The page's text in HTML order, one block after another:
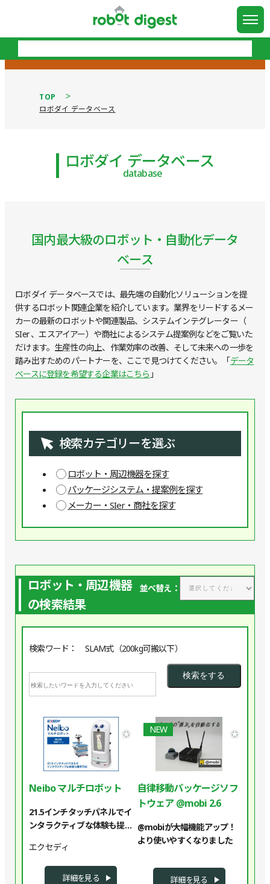
TOP
ロボダイ データベース
ロボダイ データベース
database
国内最大級のロボット・自動化データ
ベース
ロボダイ データベースでは、最先端の自動化ソリューションを提
供するロボット関連企業を紹介しています。業界をリードするメー
カーの最新のロボットや関連製品、システムインテグレーター（
SIer 、エスアイアー）や商社によるシステム提案例などをご覧いた
だけます。生産性の向上、作業効率の改善、そして未来への一歩を
踏み出すためのパートナーを、ここで見つけてください。「データ
ベースに登録を希望する企業はこちら 」
検索カテゴリーを選ぶ
ロボット・周辺機器を探す
パッケージシステム・提案例を探す
メーカー・SIer・商社を探す
ロボット・周辺機器
の検索結果
並べ替え：
検索ワード： SLAM式（200kg可搬以下）
★
Neibo マルチロボット
21.5インチタッチパネルでイ
ンタラクティブな体験も提供
エクセディ
詳細を見る
NEW ★
自律移動パッケージソフ
トウェア @mobi 2.6
@mobiが大幅機能アップ！
より使いやすくなりました
詳細を見る